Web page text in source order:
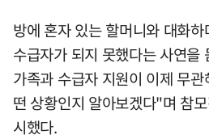
방에 혼자 있는 할머니와 대화
수급자가 되지 못했다는 사연
가족과 수급자 지원이 이제 무
떤 상황인지 알아보겠다"며 참
시했다.